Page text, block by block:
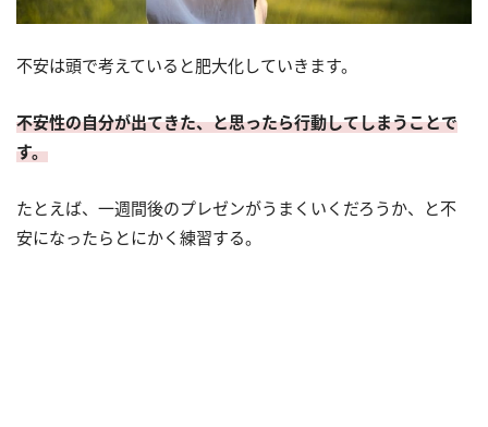
不安は頭で考えていると肥大化していきます。
不安性の自分が出てきた、と思ったら行動してしまうことで
す。
たとえば、一週間後のプレゼンがうまくいくだろうか、と不
安になったらとにかく練習する。